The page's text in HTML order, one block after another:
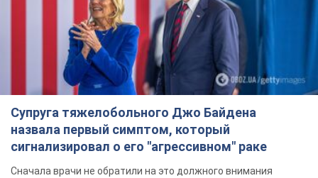
Супруга тяжелобольного Джо Байдена
назвала первый симптом, который
сигнализировал о его "агрессивном" раке
Сначала врачи не обратили на это должного внимания